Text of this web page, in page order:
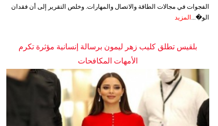
الفجوات في مجالات الطاقة والاتصال والمهارات. وخلص التقرير إلى أن فقدان
الو�...
المزيد
بلقيس تطلق كليب زهر ليمون برسالة إنسانية مؤثرة تكرم
الأمهات المكافحات